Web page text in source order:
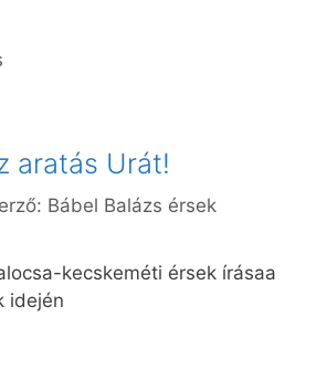
aratás Urát!
Bábel Balázs érsek
kecskeméti érsek írásaa
idején